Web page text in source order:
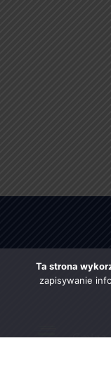
Ta strona
zapisywanie